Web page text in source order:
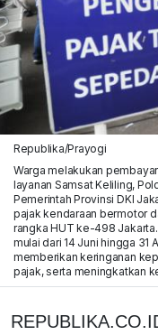
Republika/Prayogi
Warga melakukan
layanan Samsat Keliling,
Pemerintah Provinsi DKI
pajak kendaraan bermotor
rangka HUT ke-498
mulai dari 14 Juni hingga 31
memberikan keringanan
pajak, serta meningkatkan